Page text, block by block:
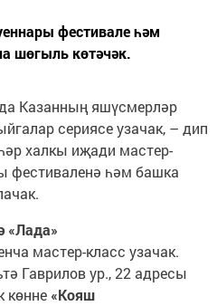
фестивале һәм
шөгыль көтәчәк.
Казанның яшүсмерләр
сериясе узачак, – дип
халкы иҗади мастер-
фестиваленә һәм башка
«Лада»
мастер-класс узачак.
Гаврилов ур., 22 адресы
көнне «Кояш